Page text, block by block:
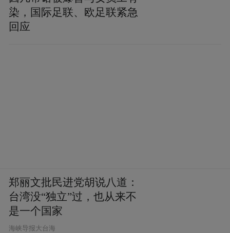
染，国际足联、欧足联紧急
回应
郑丽文批民进党胡说八道：
台湾没“独立”过，也从来不
是一个国家
​海峡导报大台海